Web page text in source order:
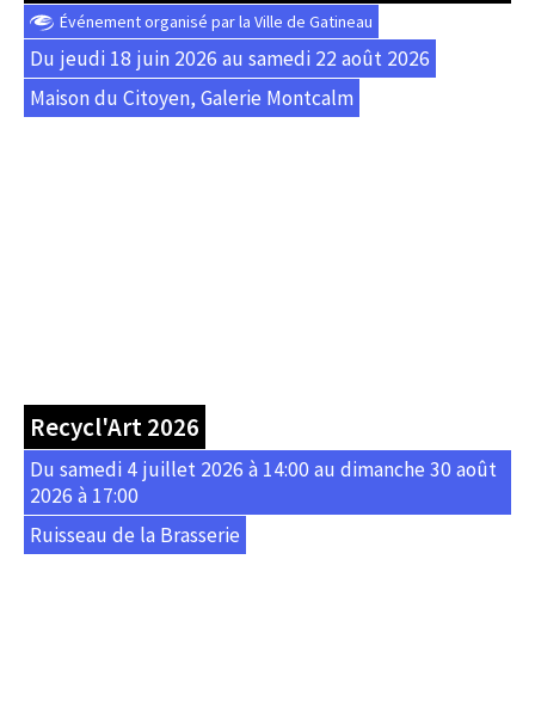
Événement organisé par la Ville de Gatineau
Du jeudi 18 juin 2026 au samedi 22 août 2026
Maison du Citoyen, Galerie Montcalm
Recycl'Art 2026
Du samedi 4 juillet 2026 à 14:00 au dimanche 30 août
2026 à 17:00
Ruisseau de la Brasserie